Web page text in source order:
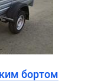
бортом